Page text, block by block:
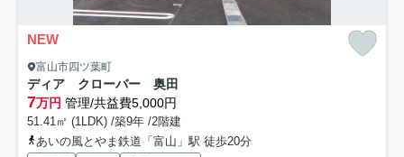
NEW
富山市四ツ葉町
ディア クローバー 奥田
7万円 管理/共益費5,000円
51.41㎡ (1LDK) /築9年 /2階建
あいの風とやま鉄道「富山」駅 徒歩20分